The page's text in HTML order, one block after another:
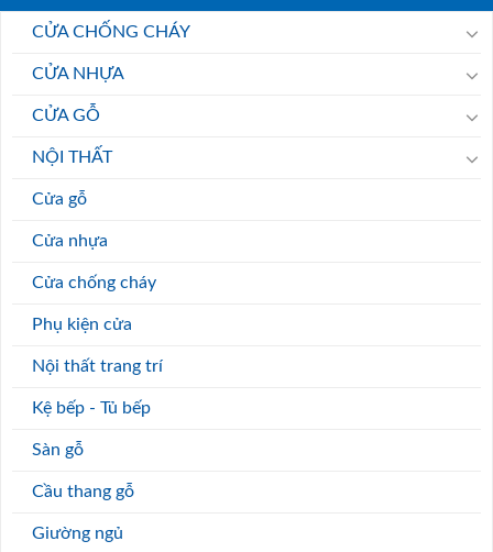
CỬA CHỐNG CHÁY
CỬA NHỰA
CỬA GỖ
NỘI THẤT
Cửa gỗ
Cửa nhựa
Cửa chống cháy
Phụ kiện cửa
Nội thất trang trí
Kệ bếp - Tủ bếp
Sàn gỗ
Cầu thang gỗ
Giường ngủ